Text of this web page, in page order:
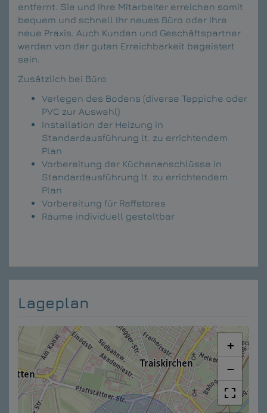
entfernt. Sie und Ihre Mitarbeiter erreichen somit
bequem und schnell Ihr neues Büro oder Ihre
neue Praxis. Auch Kunden und Geschäftspartner
werden von der guten Erreichbarkeit begeistert
sein.
Zusätzlich bei Büro
Verlegen des Bodens (diverse Teppiche oder
PVC zur Auswahl)
Installation der Heizung in
Standardausführung lt. zu errichtendem
Plan
Vorbereitung der Küchenanschlüsse in
Standardausführung lt. zu errichtendem
Plan
Vorbereitung für Raffstores
Räume individuell gestaltbar
Lageplan
+
−